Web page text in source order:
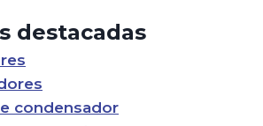
destacadas
condensador